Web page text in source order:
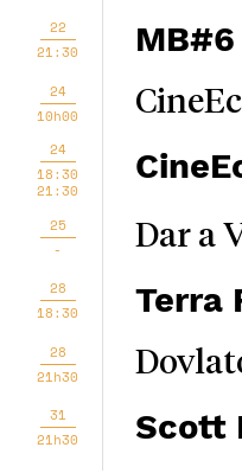
22
21:30
24
10h00
24
18:30
21:30
25
-
Dar a
28
18:30
Terra
28
21h30
31
21h30
Scott